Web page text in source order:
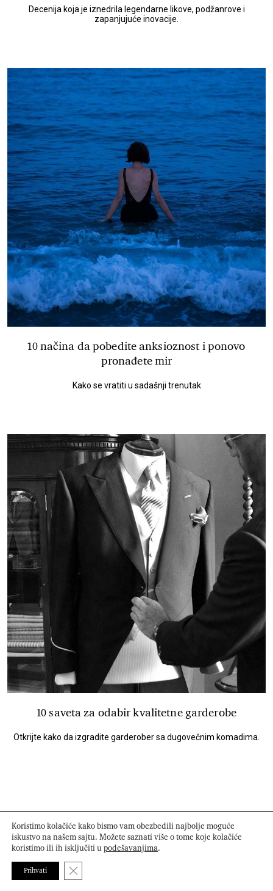
Decenija koja je iznedrila legendarne likove, podžanrove i
zapanjujuće inovacije.
10 načina da pobedite anksioznost i ponovo
pronađete mir
Kako se vratiti u sadašnji trenutak
10 saveta za odabir kvalitetne garderobe
Otkrijte kako da izgradite garderober sa dugovečnim komadima.
Koristimo kolačiće kako bismo vam obezbedili najbolje moguće
iskustvo na našem sajtu. Možete saznati više o tome koje kolačiće
koristimo ili ih isključiti upodešavanjima.
Prihvati Close GDPR Cookie Banner